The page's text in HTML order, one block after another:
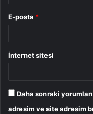
E-posta *
İnternet sitesi
Daha sonraki
adresim ve site adresim